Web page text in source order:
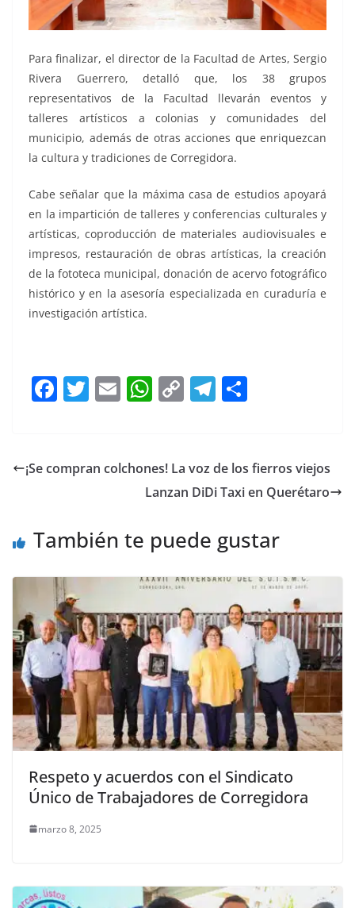
Para finalizar, el director de la Facultad de Artes, Sergio
Rivera Guerrero, detalló que, los 38 grupos
representativos de la Facultad llevarán eventos y
talleres artísticos a colonias y comunidades del
municipio, además de otras acciones que enriquezcan
la cultura y tradiciones de Corregidora.
Cabe señalar que la máxima casa de estudios apoyará
en la impartición de talleres y conferencias culturales y
artísticas, coproducción de materiales audiovisuales e
impresos, restauración de obras artísticas, la creación
de la fototeca municipal, donación de acervo fotográfico
histórico y en la asesoría especializada en curaduría e
investigación artística.
F
e
o
T
er
E
l
W
s
A
p
C
y
Li
k
T
gr
a
e
¡Se compran colchones! La voz de los fierros viejos
Lanzan DiDi Taxi en Querétaro
También te puede gustar
Respeto y acuerdos con el Sindicato
Único de Trabajadores de Corregidora
marzo 8, 2025